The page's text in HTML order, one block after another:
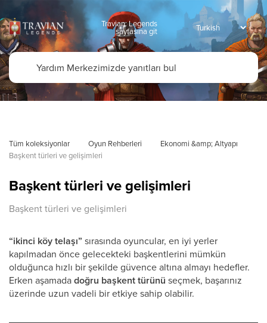
Travian: Legends
sayfasına git
Tüm koleksiyonlar Oyun Rehberleri
Ekonomi &amp; Altyapı
Başkent türleri ve gelişimleri
Başkent türleri ve gelişimleri
Başkent türleri ve gelişimleri
“ikinci köy telaşı” sırasında oyuncular, en iyi yerler
kapılmadan önce gelecekteki başkentlerini mümkün
olduğunca hızlı bir şekilde güvence altına almayı hedefler.
Erken aşamadadoğru başkent türünü seçmek, başarınız
üzerinde uzun vadeli bir etkiye sahip olabilir.